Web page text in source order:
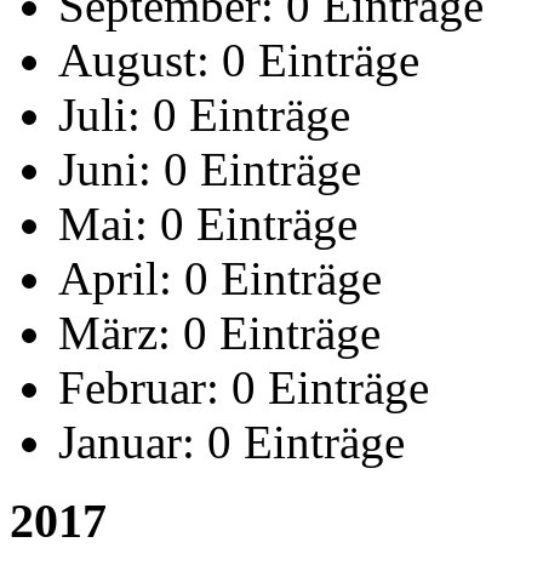
August: 0 Einträge
Juli: 0 Einträge
Juni: 0 Einträge
Mai: 0 Einträge
April: 0 Einträge
März: 0 Einträge
Februar: 0 Einträge
Januar: 0 Einträge
2017